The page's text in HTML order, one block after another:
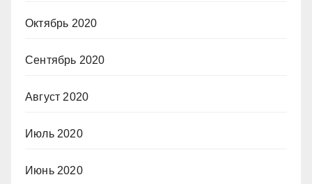
Октябрь 2020
Сентябрь 2020
Август 2020
Июль 2020
Июнь 2020